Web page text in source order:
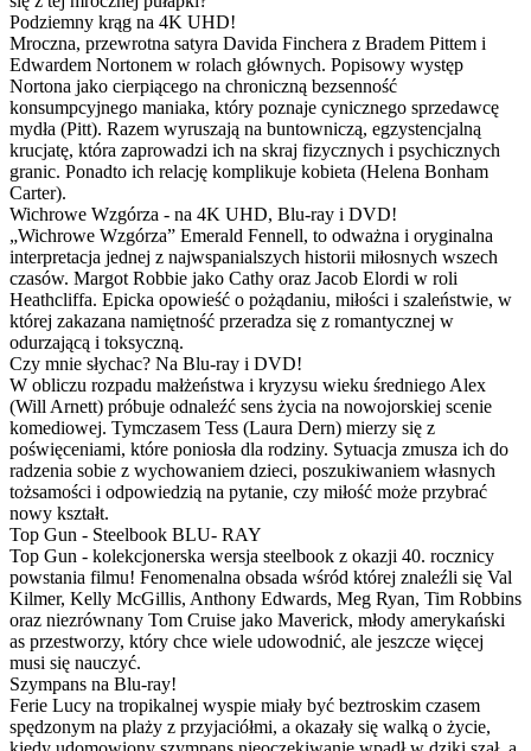
Podziemny krąg na 4K UHD!
Mroczna, przewrotna satyra Davida Finchera z Bradem Pittem i
Edwardem Nortonem w rolach głównych. Popisowy występ
Nortona jako cierpiącego na chroniczną bezsenność
konsumpcyjnego maniaka, który poznaje cynicznego sprzedawcę
mydła (Pitt). Razem wyruszają na buntowniczą, egzystencjalną
krucjatę, która zaprowadzi ich na skraj fizycznych i psychicznych
granic. Ponadto ich relację komplikuje kobieta (Helena Bonham
Carter).
Wichrowe Wzgórza - na 4K UHD, Blu-ray i DVD!
„Wichrowe Wzgórza” Emerald Fennell, to odważna i oryginalna
interpretacja jednej z najwspanialszych historii miłosnych wszech
czasów. Margot Robbie jako Cathy oraz Jacob Elordi w roli
Heathcliffa. Epicka opowieść o pożądaniu, miłości i szaleństwie, w
której zakazana namiętność przeradza się z romantycznej w
odurzającą i toksyczną.
Czy mnie słychac? Na Blu-ray i DVD!
W obliczu rozpadu małżeństwa i kryzysu wieku średniego Alex
(Will Arnett) próbuje odnaleźć sens życia na nowojorskiej scenie
komediowej. Tymczasem Tess (Laura Dern) mierzy się z
poświęceniami, które poniosła dla rodziny. Sytuacja zmusza ich do
radzenia sobie z wychowaniem dzieci, poszukiwaniem własnych
tożsamości i odpowiedzią na pytanie, czy miłość może przybrać
nowy kształt.
Top Gun - Steelbook BLU- RAY
Top Gun - kolekcjonerska wersja steelbook z okazji 40. rocznicy
powstania filmu! Fenomenalna obsada wśród której znaleźli się Val
Kilmer, Kelly McGillis, Anthony Edwards, Meg Ryan, Tim Robbins
oraz niezrównany Tom Cruise jako Maverick, młody amerykański
as przestworzy, który chce wiele udowodnić, ale jeszcze więcej
musi się nauczyć.
Szympans na Blu-ray!
Ferie Lucy na tropikalnej wyspie miały być beztroskim czasem
spędzonym na plaży z przyjaciółmi, a okazały się walką o życie,